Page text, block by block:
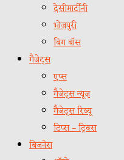
देसीमार्टीनी
भोजपुरी
बिग बॉस
गैजेट्स
एप्स
गैजेट्स न्यूज़
गैजेट्स रिव्यू
टिप्स – ट्रिक्स
बिजनेस